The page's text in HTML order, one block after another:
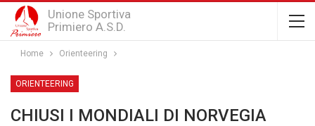
Unione Sportiva
Primiero A.S.D.
Home Orienteering
ORIENTEERING
CHIUSI I MONDIALI DI NORVEGIA